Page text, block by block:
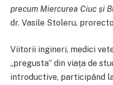
precum Miercurea Ciuc și
dr. Vasile Stoleru,
Viitorii ingineri, medici
„pregusta” din viața de
introductive, participând